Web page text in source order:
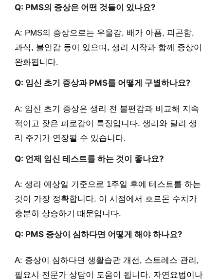
Q: PMS의 증상은 어떤 것들이 있나요?
A: PMS의 증상으로는 우울감, 배가 아픔, 피곤함,
과식, 불안감 등이 있으며, 생리 시작과 함께 증상이
완화됩니다.
Q: 임신 초기 증상과 PMS를 어떻게 구별하나요?
A: 임신 초기 증상은 생리 전 불편감과 비교해 지속
적이고 잦은 피로감이 특징입니다. 생리와 달리 생
리 주기가 연장될 수 있습니다.
Q: 언제 임신 테스트를 하는 것이 좋나요?
A: 생리 예상일 기준으로 1주일 후에 테스트를 하는
것이 가장 정확합니다. 이 시점에서 호르몬 수치가
충분히 상승하기 때문입니다.
Q: PMS 증상이 심하다면 어떻게 해야 하나요?
A: 증상이 심하다면 생활습관 개선, 스트레스 관리,
필요시 전문가 상담이 도움이 됩니다. 자연요법이나